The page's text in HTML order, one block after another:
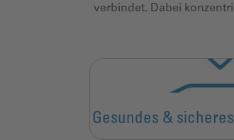
verbindet. Dabei
Gesundes &